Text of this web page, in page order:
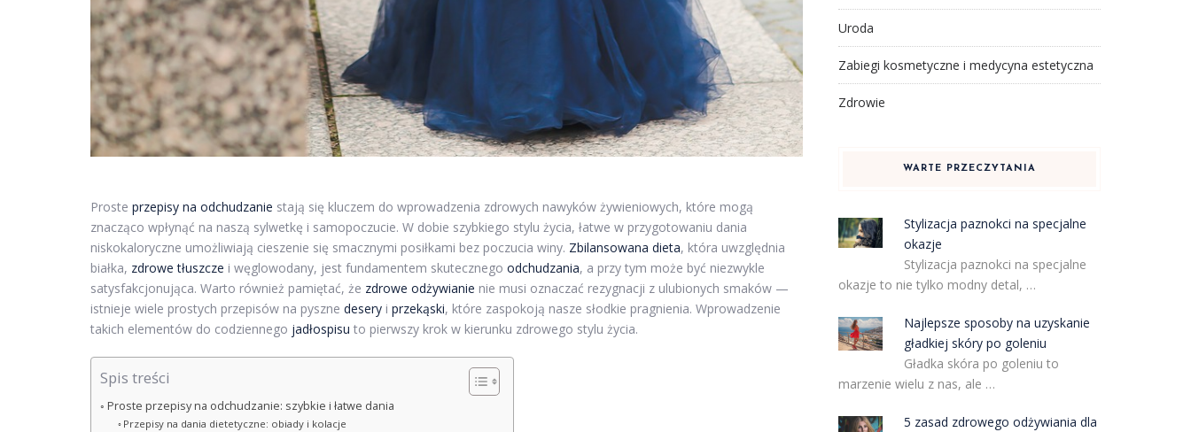
Proste przepisy na odchudzanie stają się kluczem do wprowadzenia zdrowych nawyków żywieniowych, które mogą
znacząco wpłynąć na naszą sylwetkę i samopoczucie. W dobie szybkiego stylu życia, łatwe w przygotowaniu dania
niskokaloryczne umożliwiają cieszenie się smacznymi posiłkami bez poczucia winy. Zbilansowana dieta, która uwzględnia
białka, zdrowe tłuszcze i węglowodany, jest fundamentem skutecznego odchudzania, a przy tym może być niezwykle
satysfakcjonująca. Warto również pamiętać, że zdrowe odżywianie nie musi oznaczać rezygnacji z ulubionych smaków —
istnieje wiele prostych przepisów na pyszne desery i przekąski, które zaspokoją nasze słodkie pragnienia. Wprowadzenie
takich elementów do codziennego jadłospisu to pierwszy krok w kierunku zdrowego stylu życia.
Spis treści
Proste przepisy na odchudzanie: szybkie i łatwe dania
Przepisy na dania dietetyczne: obiady i kolacje
Uroda
Zabiegi kosmetyczne i medycyna estetyczna
Zdrowie
WARTE PRZECZYTANIA
Stylizacja paznokci na specjalne
okazje
Stylizacja paznokci na specjalne
okazje to nie tylko modny detal, …
Najlepsze sposoby na uzyskanie
gładkiej skóry po goleniu
Gładka skóra po goleniu to
marzenie wielu z nas, ale …
5 zasad zdrowego odżywiania dla